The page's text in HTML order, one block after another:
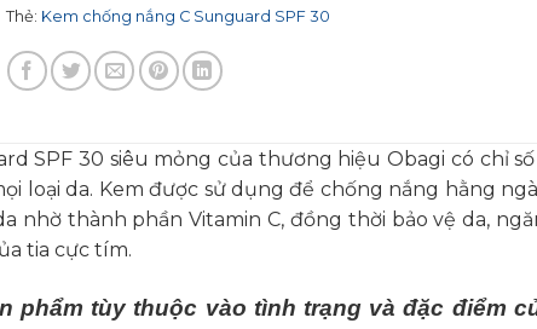
Thẻ: Kem chống nắng C Sunguard SPF 30
SPF 30 siêu mỏng của thương hiệu Obagi có chỉ
loại da. Kem được sử dụng để chống nắng hằng
nhờ thành phần Vitamin C, đồng thời bảo vệ da,
tia cực tím.
phẩm tùy thuộc vào tình trạng và đặc điểm